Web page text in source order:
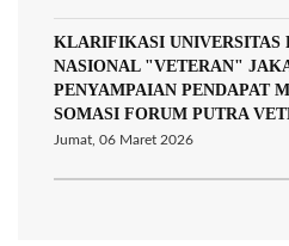
KLARIFIKASI UNIVERSITAS
NASIONAL "VETERAN"
PENYAMPAIAN PENDAPAT
SOMASI FORUM PUTRA
Jumat, 06 Maret 2026